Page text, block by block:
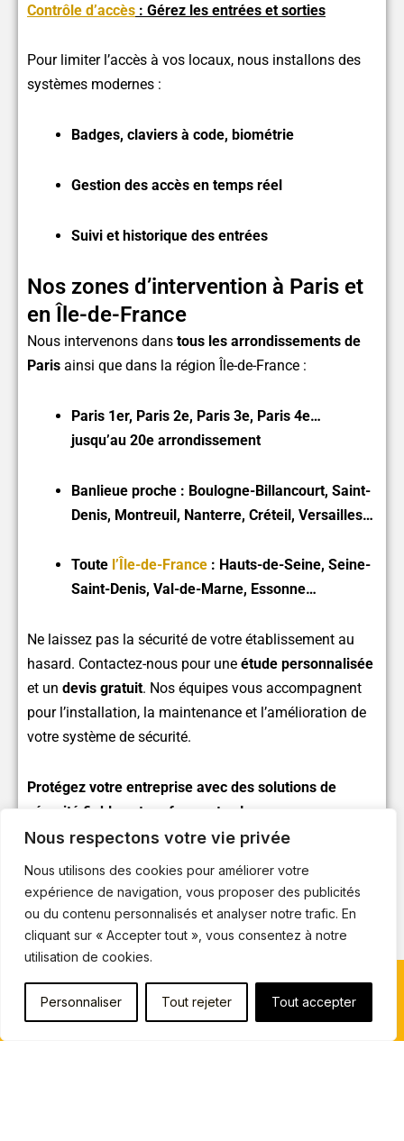
Nous respectons votre vie privée
Nous utilisons des cookies pour améliorer votre
expérience de navigation, vous proposer des publicités
ou du contenu personnalisés et analyser notre trafic. En
cliquant sur « Accepter tout », vous consentez à notre
utilisation de cookies.
Personnaliser Tout rejeter Tout accepter
Contrôle d’accès : Gérez les entrées et sorties
Pour limiter l’accès à vos locaux, nous installons des
systèmes modernes :
Badges, claviers à code, biométrie
Gestion des accès en temps réel
Suivi et historique des entrées
Nos zones d’intervention à Paris et
en Île-de-France
Nous intervenons dans tous les arrondissements de
Paris ainsi que dans la région Île-de-France :
Paris 1er, Paris 2e, Paris 3e, Paris 4e…
jusqu’au 20e arrondissement
Banlieue proche : Boulogne-Billancourt, Saint-
Denis, Montreuil, Nanterre, Créteil, Versailles…
Toute l’Île-de-France : Hauts-de-Seine, Seine-
Saint-Denis, Val-de-Marne, Essonne…
Ne laissez pas la sécurité de votre établissement au
hasard. Contactez-nous pour une étude personnalisée
et un devis gratuit. Nos équipes vous accompagnent
pour l’installation, la maintenance et l’amélioration de
votre système de sécurité.
Protégez votre entreprise avec des solutions de
sécurité fiables et performantes !
Article précédent Article suivant
Inscrivez-vous à notre newsletter